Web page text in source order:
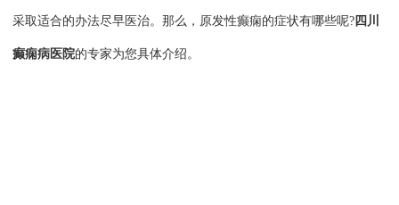
采取适合的办法尽早医治。那么，原发性癫痫的症状有哪些呢? 四川
癫痫病医院的专家为您具体介绍。